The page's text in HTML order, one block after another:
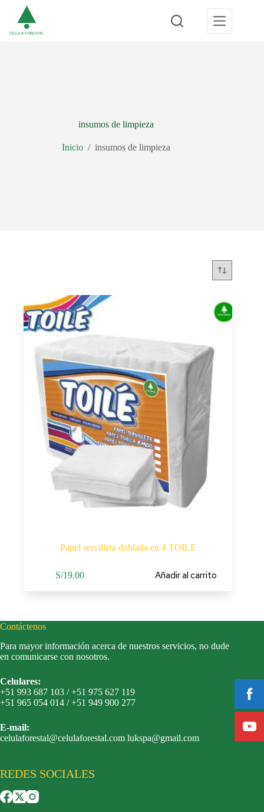
contenido
insumos de limpieza
Inicio / insumos de limpieza
Papel servilleta doblada en 4 TOILE
S/19.00 Añadir al carrito
Contáctenos
Para mayor información acerca de nuestros servicios, no dude
en comunicarse con nosotros.
Celulares:
+51 993 687 103 / +51 975 627 119
+51 965 054 014 / +51 949 900 277
E-mail:
celulaforestal@celulaforestal.com lukspa@gmail.com
REDES SOCIALES